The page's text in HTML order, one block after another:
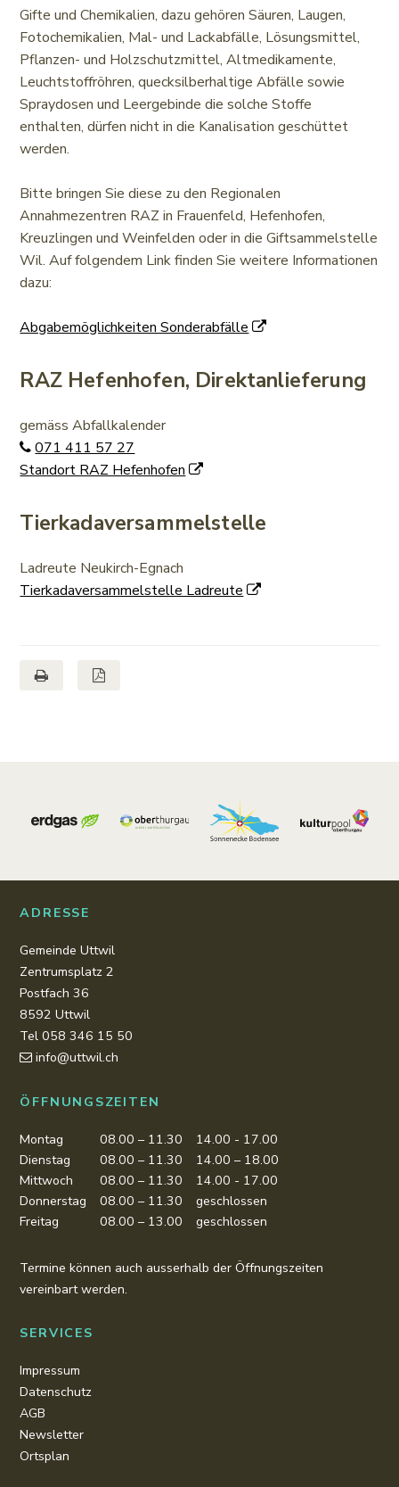
Gifte und Chemikalien, dazu gehören Säuren, Laugen,
Fotochemikalien, Mal- und Lackabfälle, Lösungsmittel,
Pflanzen- und Holzschutzmittel, Altmedikamente,
Leuchtstoffröhren, quecksilberhaltige Abfälle sowie
Spraydosen und Leergebinde die solche Stoffe
enthalten, dürfen nicht in die Kanalisation geschüttet
werden.
Bitte bringen Sie diese zu den Regionalen
Annahmezentren RAZ in Frauenfeld, Hefenhofen,
Kreuzlingen und Weinfelden oder in die Giftsammelstelle
Wil. Auf folgendem Link finden Sie weitere Informationen
dazu:
Abgabemöglichkeiten Sonderabfälle
RAZ Hefenhofen, Direktanlieferung
gemäss Abfallkalender
071 411 57 27
Standort RAZ Hefenhofen
Tierkadaversammelstelle
Ladreute Neukirch-Egnach
Tierkadaversammelstelle Ladreute
Seite druckenSeite als PDF
ADRESSE
Gemeinde Uttwil
Zentrumsplatz 2
Postfach 36
8592 Uttwil
Tel 058 346 15 50
info@uttwil.ch
ÖFFNUNGSZEITEN
Montag 08.00 – 11.30
14.00 - 17.00
Dienstag
08.00 – 11.30
14.00 – 18.00
Mittwoch
08.00 – 11.30
14.00 - 17.00
Donnerstag
08.00 – 11.30
geschlossen
Freitag
08.00 – 13.00 geschlossen
Termine können auch ausserhalb der Öffnungszeiten
vereinbart werden.
SERVICES
Impressum
Datenschutz
AGB
Newsletter
Ortsplan